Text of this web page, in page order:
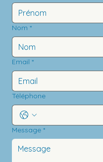
Nom *
Email *
Téléphone
Message *